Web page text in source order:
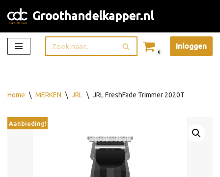
Ga
naar
de
Groothandelkapper.nl
0
Inloggen
Home \ MERKEN \ JRL \ JRL FreshFade Trimmer 2020T
Aanbieding!